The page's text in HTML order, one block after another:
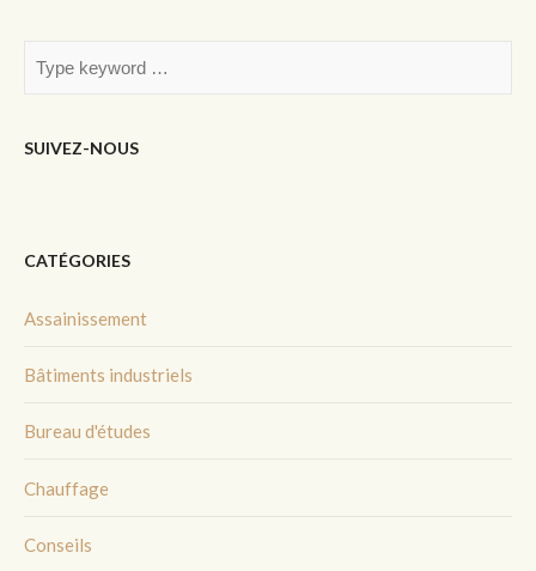
SUIVEZ-NOUS
CATÉGORIES
Assainissement
Bâtiments industriels
Bureau d'études
Chauffage
Conseils